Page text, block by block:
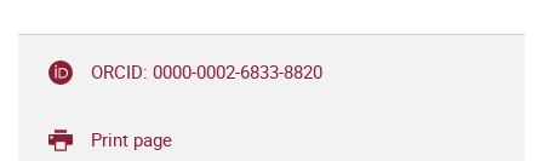
ORCID: 0000-0002-6833-8820
Print page